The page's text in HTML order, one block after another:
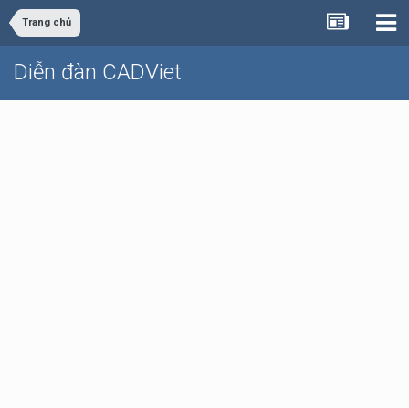
Trang chủ
Diễn đàn CADViet